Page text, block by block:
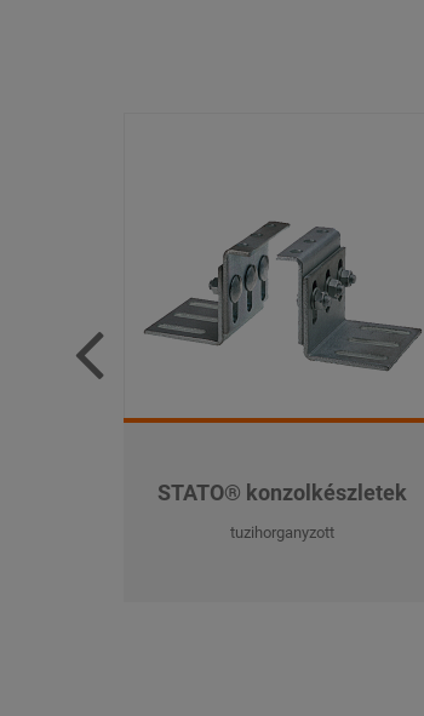
STATO® konzolkészletek
tuzihorganyzott